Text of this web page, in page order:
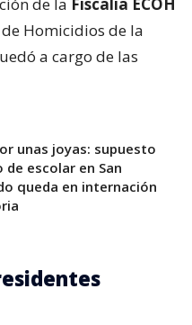
de la Fiscalía ECOH
Homicidios de la
a cargo de las
unas joyas: supuesto
de escolar en San
queda en internación